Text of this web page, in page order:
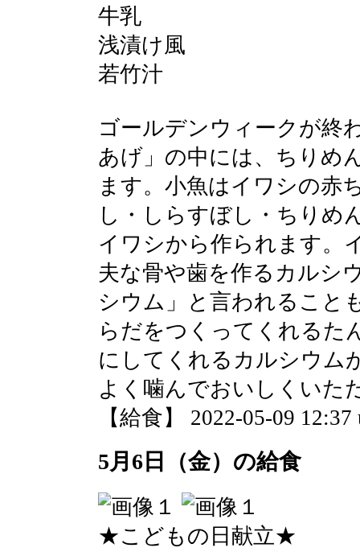
牛乳
浅漬け風
若竹汁
ゴールデンウィークが終
あげ」の中には、ちりめ
ます。小魚はイワシの赤
し・しらすぼし・ちりめ
イワシから作られます。
夫な骨や歯を作るカルシ
シウム」と言われること
らだをつくってくれるた
にしてくれるカルシウム
よく噛んでおいしくいた
【給食】 2022-05-09 12:37
5月6日（金）の給食
★こどもの日献立★